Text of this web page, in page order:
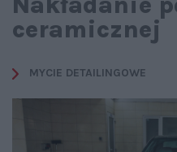
ceramicznej
MYCIE DETAILINGOWE